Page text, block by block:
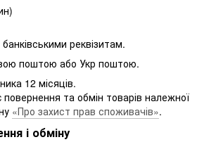
реквізитам.
поштою або Укр поштою.
12 місяців.
повернення та обмін товарів належної
«Про захист прав споживачів».
і обміну